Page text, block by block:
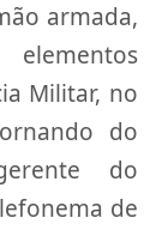
armada,
Militar, no
do
do
de